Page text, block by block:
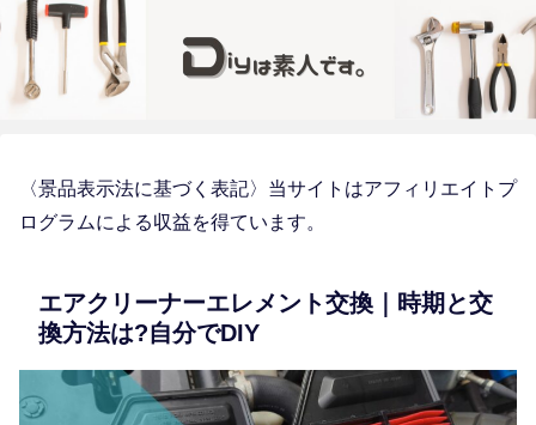
〈景品表示法に基づく表記〉当サイトはアフィリエイトプ
ログラムによる収益を得ています。
エアクリーナーエレメント交換｜時期と交
換方法は?自分でDIY